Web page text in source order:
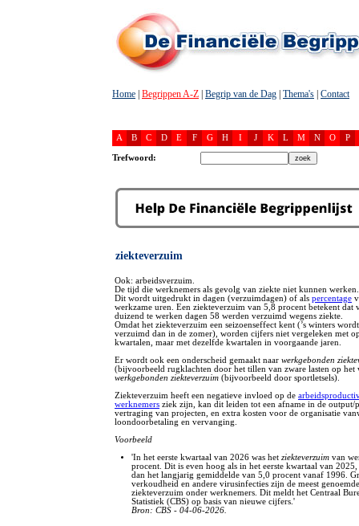
Home Begrippen A-Z Begrip van de Dag Thema's Contact
A B C D E F G H I J K L M N O P
Trefwoord:
ziekteverzuim
Ook: arbeidsverzuim.
De tijd die werknemers als gevolg van ziekte niet kunnen werken.
Dit wordt uitgedrukt in dagen (verzuimdagen) of als percentage
werkzame uren. Een ziekteverzuim van 5,8 procent betekent dat
duizend te werken dagen 58 werden verzuimd wegens ziekte.
Omdat het ziekteverzuim een seizoenseffect kent (’s winters
verzuimd dan in de zomer), worden cijfers niet vergeleken met
kwartalen, maar met dezelfde kwartalen in voorgaande jaren.
Er wordt ook een onderscheid gemaakt naar werkgebonden
(bijvoorbeeld rugklachten door het tillen van zware lasten op
werkgebonden ziekteverzuim (bijvoorbeeld door sportletsels).
Ziekteverzuim heeft een negatieve invloed op de
werknemers ziek zijn, kan dit leiden tot een afname in de output/
vertraging van projecten, en extra kosten voor de organisatie
loondoorbetaling en vervanging.
Voorbeeld
'In het eerste kwartaal van 2026 was hetziekteverzuim van
procent. Dit is even hoog als in het eerste kwartaal van
dan het langjarig gemiddelde van 5,0 procent vanaf 1996.
verkoudheid en andere virusinfecties zijn de meest
ziekteverzuim onder werknemers. Dit meldt het Centraal
Statistiek (CBS) op basis van nieuwe cijfers.'
Bron: CBS - 04-06-2026.